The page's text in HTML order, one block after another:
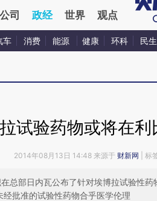
公司 政经 世界 观点
车 消费 能源 健康 环科 民生
试验药物或将在利
2014年08月13日 14:48 来源于 财新网 | 标
总部日内瓦公布了针对埃博拉试验性
批准的试验性药物合乎医学伦理